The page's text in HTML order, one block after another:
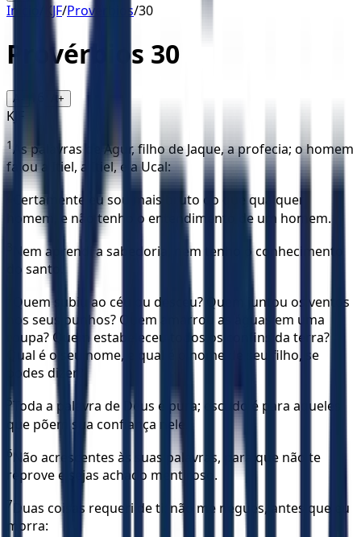
Início KJF/Provérbios/30
Provérbios 30
A- A+
KJF
1As palavras de Agur, filho de Jaque, a profecia; o homem
falou a Itiel, a Itiel, e a Ucal:
Certamente eu sou mais bruto do que qualquer
homem, e não tenho o entendimento de um homem.
Nem aprendi a sabedoria, nem tenho o conhecimento
do santo.
Quem subiu ao céu ou desceu? Quem juntou os ventos
nos seus punhos? Quem amarrou as águas em uma
roupa? Quem estabeleceu todos os confins da terra?
Qual é o seu nome, e qual é o nome de seu filho, se
podes dizer?
5Toda a palavra de Deus é pura; escudo é para aqueles
que põem sua confiança nele.
6
Não acrescentes às suas palavras, para que não te
reprove e sejas achado mentiroso.
7
Duas coisas requeri de ti; não me negues, antes que eu
morra: